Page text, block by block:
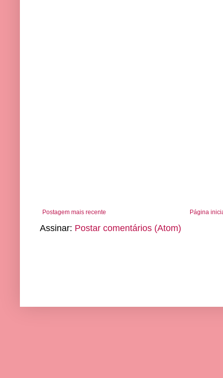
Postagem mais recente Página
Assinar: Postar comentários (Atom)